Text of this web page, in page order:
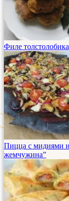
Филе
Пицца с мидиями
жемчужина”